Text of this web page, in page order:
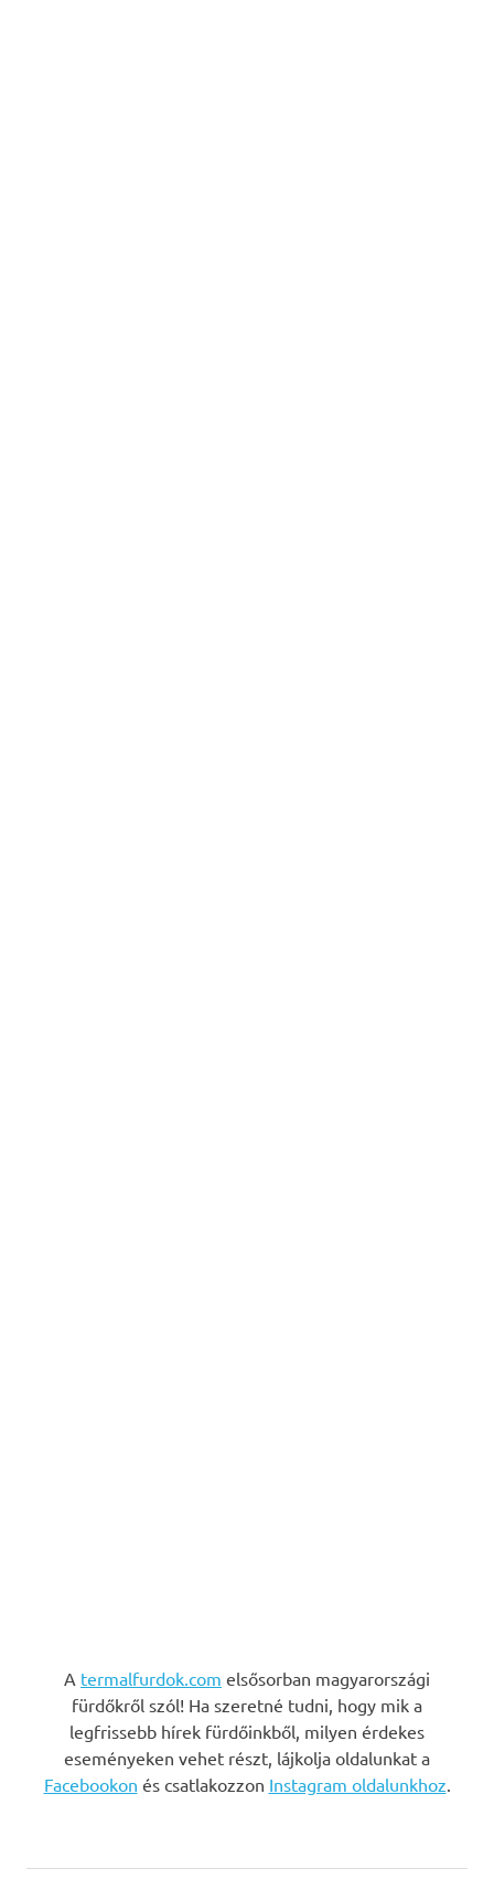
A termalfurdok.com elsősorban magyarországi
fürdőkről szól! Ha szeretné tudni, hogy mik a
legfrissebb hírek fürdőinkből, milyen érdekes
eseményeken vehet részt, lájkolja oldalunkat a
Facebookon és csatlakozzon Instagram oldalunkhoz.